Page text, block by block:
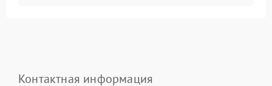
Контактная информация